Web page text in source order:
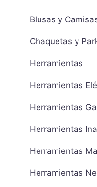
Blusas y
Chaquetas y
Herramientas
Herramientas
Herramientas
Herramientas
Herramientas
Herramientas